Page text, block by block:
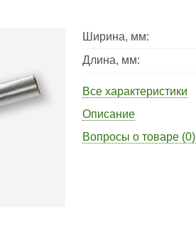
Ширина, мм:
Длина, мм:
Все характеристики
Описание
Вопросы о товаре (0)